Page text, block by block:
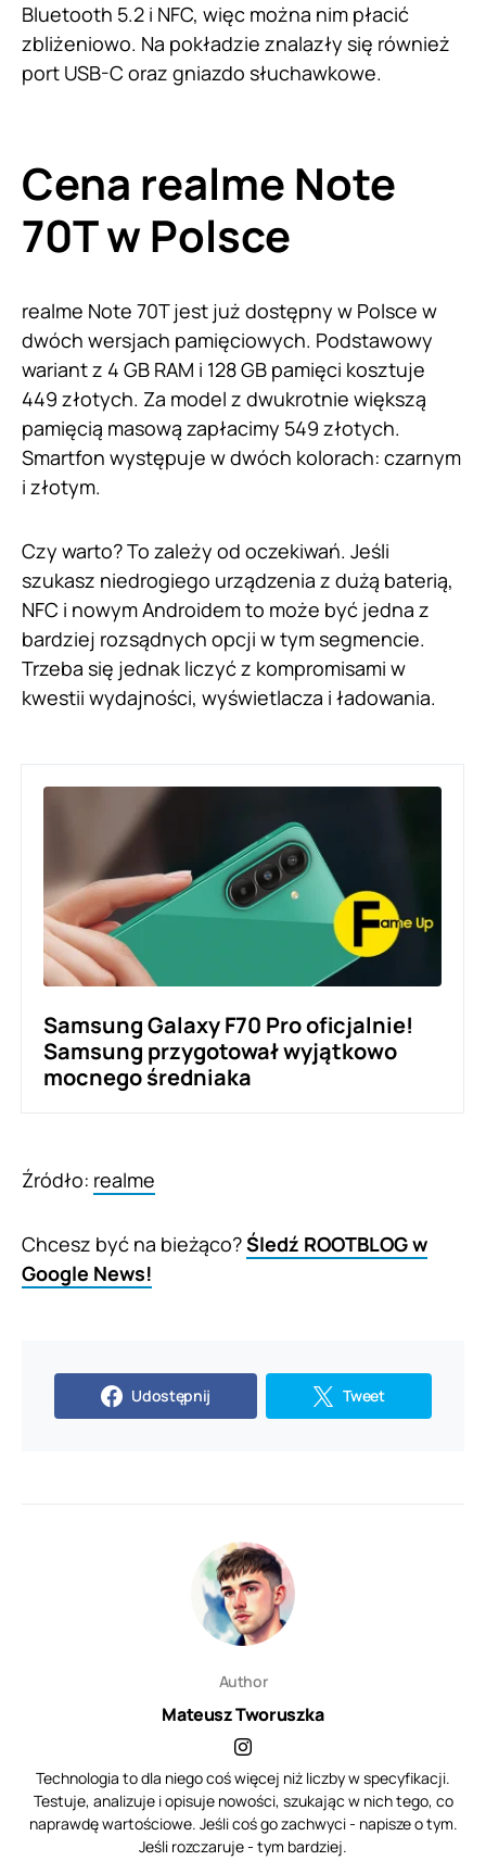
Bluetooth 5.2 i NFC, więc można nim płacić
zbliżeniowo. Na pokładzie znalazły się również
port USB-C oraz gniazdo słuchawkowe.
Cena realme Note
70T w Polsce
realme Note 70T jest już dostępny w Polsce w
dwóch wersjach pamięciowych. Podstawowy
wariant z 4 GB RAM i 128 GB pamięci kosztuje
449 złotych. Za model z dwukrotnie większą
pamięcią masową zapłacimy 549 złotych.
Smartfon występuje w dwóch kolorach: czarnym
i złotym.
Czy warto? To zależy od oczekiwań. Jeśli
szukasz niedrogiego urządzenia z dużą baterią,
NFC i nowym Androidem to może być jedna z
bardziej rozsądnych opcji w tym segmencie.
Trzeba się jednak liczyć z kompromisami w
kwestii wydajności, wyświetlacza i ładowania.
Samsung Galaxy F70 Pro oficjalnie!
Samsung przygotował wyjątkowo
mocnego średniaka
Źródło: realme
Chcesz być na bieżąco?Śledź ROOTBLOG w
Google News!
Udostępnij Tweet
Author
Mateusz Tworuszka
Technologia to dla niego coś więcej niż liczby w specyfikacji.
Testuje, analizuje i opisuje nowości, szukając w nich tego, co
naprawdę wartościowe. Jeśli coś go zachwyci - napisze o tym.
Jeśli rozczaruje - tym bardziej.